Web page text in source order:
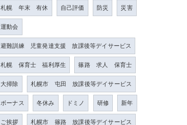
札幌 年末 有休 自己評価 防災 災害
運動会
避難訓練 児童発達支援 放課後等デイサービス
札幌 保育士 福利厚生 篠路 求人 保育士
大掃除 札幌市 屯田 放課後等デイサービス
ボーナス 冬休み ドミノ 研修 新年
ご挨拶 札幌市 篠路 放課後等デイサービス